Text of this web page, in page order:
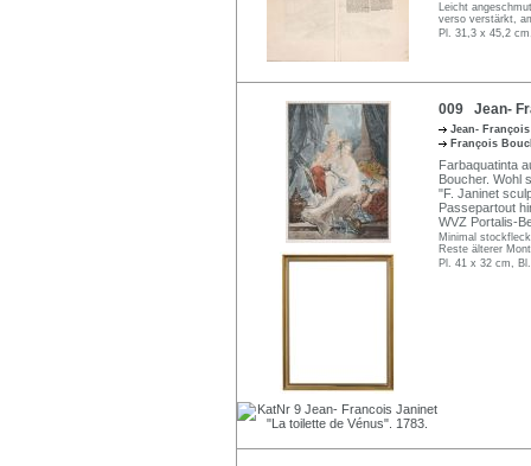
Leicht
verso verstärkt,
Pl. 31,3 x 45,2
009 Jean-
Jean-
François
Farbaquatinta
Boucher. Wohl
"F. Janinet
Passepartout
WVZ Portalis-
Minimal
Reste älterer
Pl. 41 x 32 cm,